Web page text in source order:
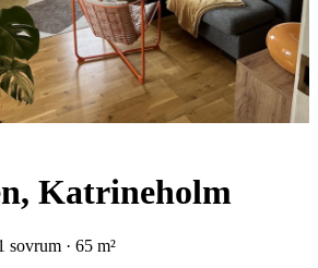
Katrineholm
sovrum · 65 m²